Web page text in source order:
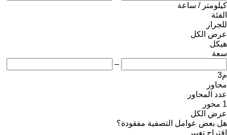
كيلومتر / ساعة
الفئة
للجرار
عرض الكل
هيكل
سعة
–
م3
محاور
عدد المحاور
1 محور
عرض الكل
هل بعض عوامل التصفية مفقودة؟
اقتراح تغيير